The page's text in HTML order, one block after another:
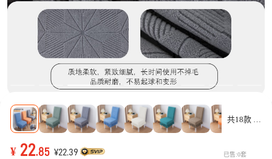
共18款
¥ 22.85 ¥22.39 已售:0套